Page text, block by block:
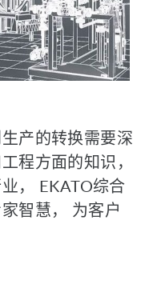
产的转换需要深
程方面的知识，
， EKATO综合
智慧， 为客户